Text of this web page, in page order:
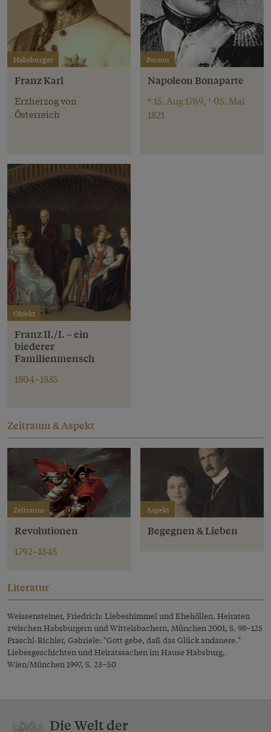
Habsburger
Franz Karl
Erzherzog von
Österreich
Person
Napoleon Bonaparte
* 15. Aug 1769, † 05. Mai
1821
Objekt
Franz II./I. – ein
biederer
Familienmensch
1804–1835
Zeitraum & Aspekt
Zeitraum
Revolutionen
1792–1848
Aspekt
Begegnen & Lieben
Literatur
Weissensteiner, Friedrich: Liebeshimmel und Ehehöllen. Heiraten
zwischen Habsburgern und Wittelsbachern, München 2001, S. 98–125
Praschl-Bichler, Gabriele: "Gott gebe, daß das Glück andauere."
Liebesgeschichten und Heiratssachen im Hause Habsburg,
Wien/München 1997, S. 23–50
Die Welt der